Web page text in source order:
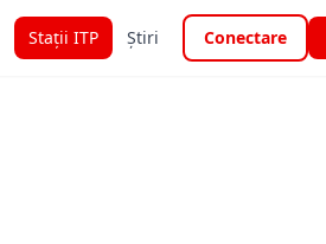
Stații ITP Știri Conectare